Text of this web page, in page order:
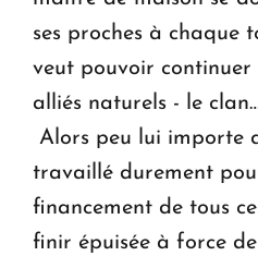
ses proches à chaque
veut pouvoir continuer
alliés naturels - le
Alors peu lui importe
travaillé durement
financement de tous
finir épuisée à force